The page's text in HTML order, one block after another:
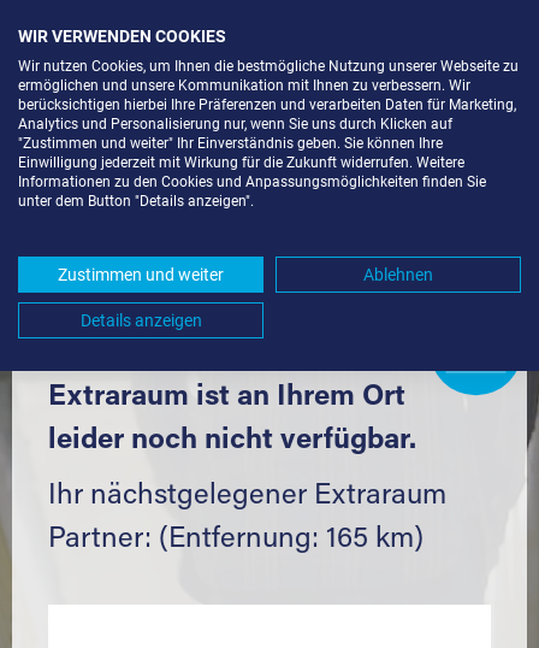
LAGERBOX IN BERLIN-PRENZLAUER
Komfortabel einlagern mit Extraraum
Extraraum ist an Ihrem Ort
leider noch nicht verfügbar.
Ihr nächstgelegener Extraraum
Partner: (Entfernung: 165 km)
WIR VERWENDEN COOKIES
Wir nutzen Cookies, um Ihnen die bestmögliche Nutzung unserer Webseite zu
ermöglichen und unsere Kommunikation mit Ihnen zu verbessern. Wir
berücksichtigen hierbei Ihre Präferenzen und verarbeiten Daten für Marketing,
Analytics und Personalisierung nur, wenn Sie uns durch Klicken auf
"Zustimmen und weiter" Ihr Einverständnis geben. Sie können Ihre
Einwilligung jederzeit mit Wirkung für die Zukunft widerrufen. Weitere
Informationen zu den Cookies und Anpassungsmöglichkeiten finden Sie
unter dem Button "Details anzeigen".
Zustimmen und weiter Ablehnen
Details anzeigen